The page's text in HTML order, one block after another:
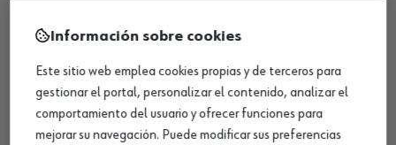
MÉTODOS DE PAGO
Información sobre cookies
Este sitio web emplea cookies propias y de terceros para
gestionar el portal, personalizar el contenido, analizar el
comportamiento del usuario y ofrecer funciones para
mejorar su navegación. Puede modificar sus preferencias